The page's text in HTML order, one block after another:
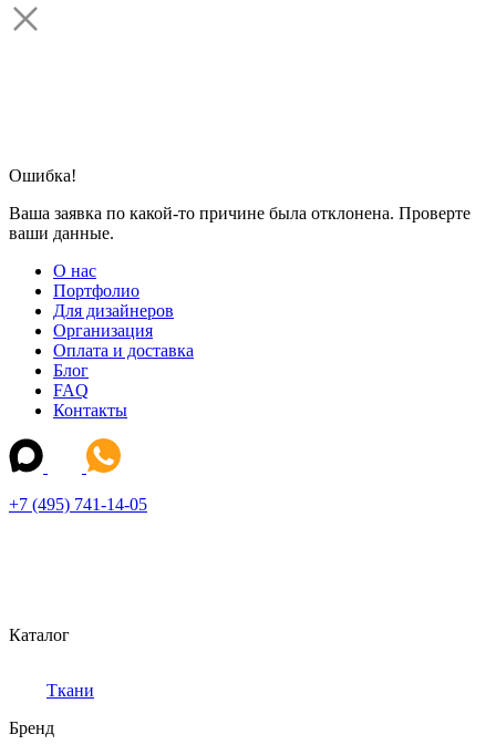
Ошибка!
Ваша заявка по какой-то причине была отклонена. Проверте
ваши данные.
О нас
Портфолио
Для дизайнеров
Организация
Оплата и доставка
Блог
FAQ
Контакты
+7 (495) 741-14-05
Каталог
Ткани
Бренд